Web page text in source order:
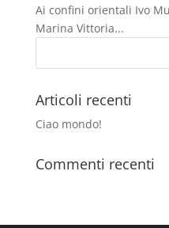
Ai confini orientali Ivo
Marina Vittoria...
Articoli recenti
Ciao mondo!
Commenti recenti